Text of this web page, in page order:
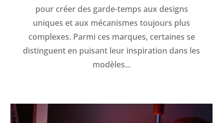
pour créer des garde-temps aux designs
uniques et aux mécanismes toujours plus
complexes. Parmi ces marques, certaines se
distinguent en puisant leur inspiration dans les
modèles...